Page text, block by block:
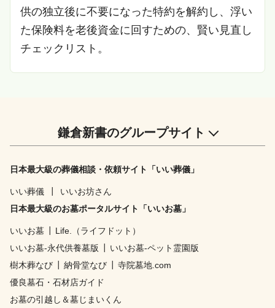
供の独立後に不要になった特約を解約し、浮い
た保険料を老後資金に回すための、賢い見直し
チェックリスト。
鎌倉新書のグループサイト
日本最大級の葬儀相談・依頼サイト「いい葬儀」
いい葬儀
いいお坊さん
日本最大級のお墓ポータルサイト「いいお墓」
いいお墓
Life.（ライフドット）
いいお墓-永代供養墓版
いいお墓-ペット霊園版
樹木葬なび
納骨堂なび
寺院墓地.com
優良墓石・石材店ガイド
お墓の引越し＆墓じまいくん